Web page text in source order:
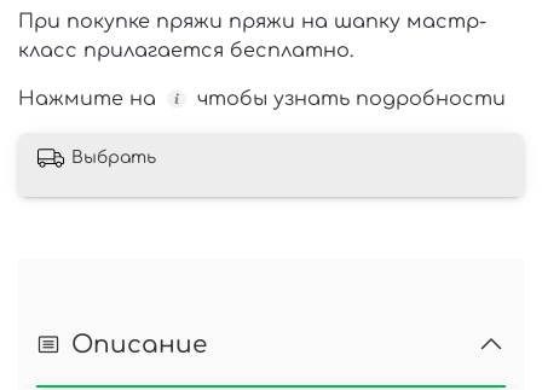
При покупке пряжи пряжи на шапку мастр-
класс прилагается бесплатно.
Нажмите на чтобы узнать подробности
Выбрать
Описание